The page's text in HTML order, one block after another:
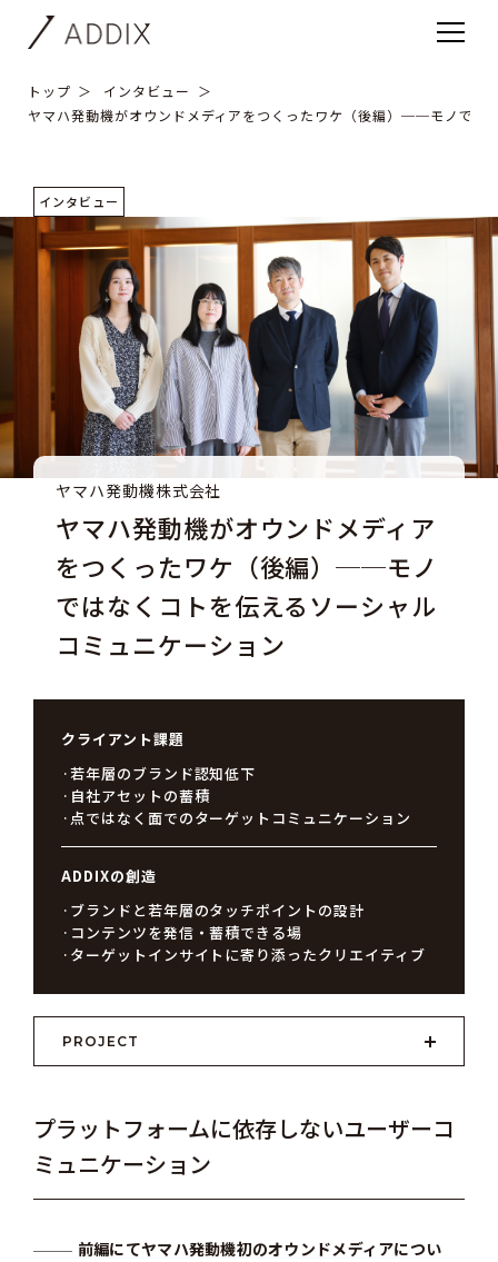
トップ
インタビュー
ヤマハ発動機がオウンドメディアをつくったワケ（後編）──モノでは
インタビュー
ヤマハ発動機株式会社
ヤマハ発動機がオウンドメディア
をつくったワケ（後編）──モノ
ではなくコトを伝えるソーシャル
コミュニケーション
クライアント課題
若年層のブランド認知低下
自社アセットの蓄積
点ではなく面でのターゲットコミュニケーション
ADDIXの創造
ブランドと若年層のタッチポイントの設計
コンテンツを発信・蓄積できる場
ターゲットインサイトに寄り添ったクリエイティブ
PROJECT
プラットフォームに依存しないユーザーコ
ミュニケーション
前編にてヤマハ発動機初のオウンドメディアについ